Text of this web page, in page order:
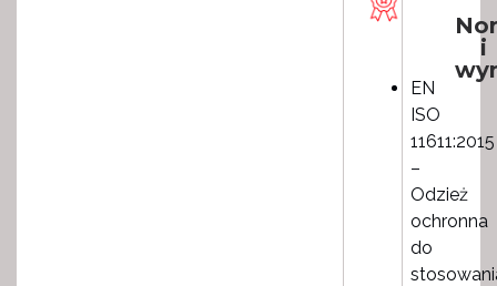
i
EN
ISO
11611:2015
–
Odzież
ochronna
do